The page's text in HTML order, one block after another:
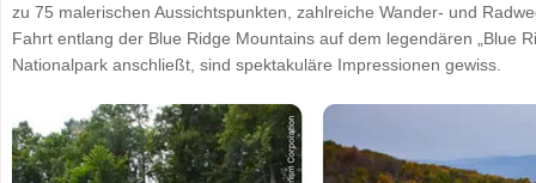
zu 75 malerischen Aussichtspunkten, zahlreiche Wander- und
Fahrt entlang der Blue Ridge Mountains auf dem legendären „Blue
Nationalpark anschließt, sind spektakuläre Impressionen gewiss.